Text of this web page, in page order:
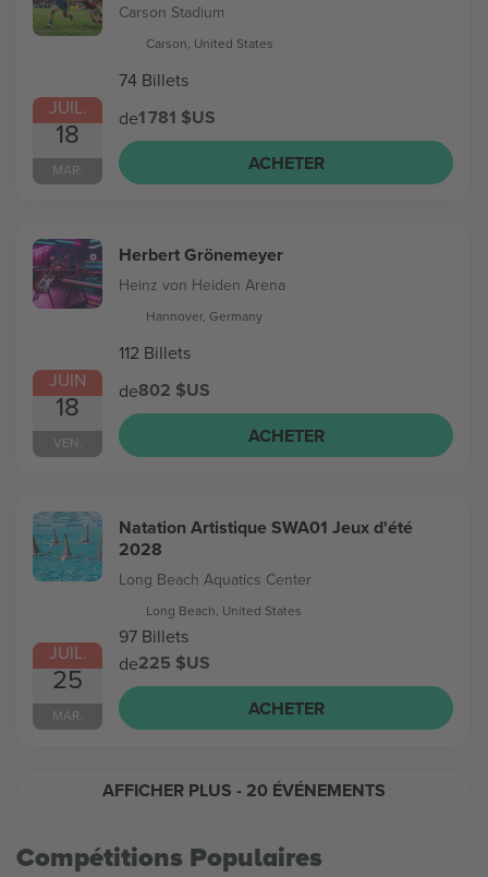
JUIL.
18
MAR.
Carson Stadium
Carson, United States
74 Billets
de1 781 $US
ACHETER
JUIN
18
VEN.
Herbert Grönemeyer
Heinz von Heiden Arena
Hannover, Germany
112 Billets
de802 $US
ACHETER
JUIL.
25
MAR.
Natation Artistique SWA01 Jeux d'été
2028
Long Beach Aquatics Center
Long Beach, United States
97 Billets
de225 $US
ACHETER
AFFICHER PLUS - 20 ÉVÉNEMENTS
Compétitions Populaires